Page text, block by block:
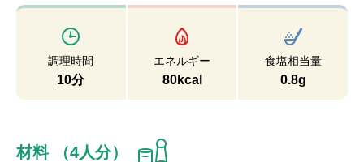
調理時間
10分
エネルギー
80kcal
食塩相当量
0.8g
材料 （4人分）